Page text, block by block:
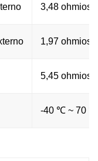
3,48 ohmios /
1,97 ohmios /
5,45 ohmios /
-40 ℃ ~ 70 ℃